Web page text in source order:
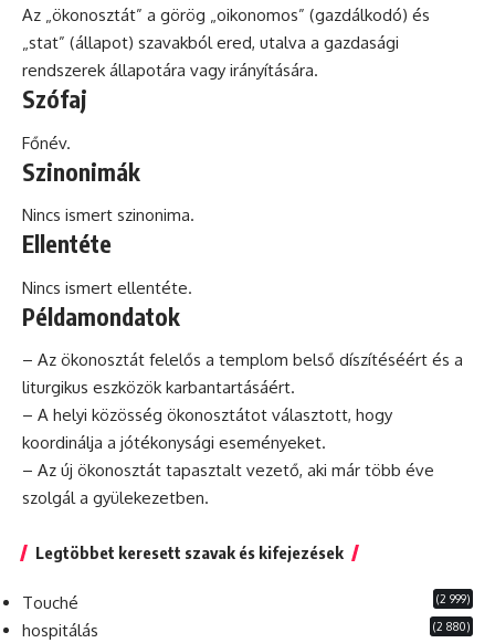
Az „ökonosztát” a görög „oikonomos” (gazdálkodó) és
„stat” (állapot) szavakból ered, utalva a gazdasági
rendszerek állapotára vagy irányítására.
Szófaj
Főnév.
Szinonimák
Nincs ismert szinonima.
Ellentéte
Nincs ismert ellentéte.
Példamondatok
– Az ökonosztát felelős a templom belső díszítéséért és a
liturgikus eszközök karbantartásáért.
– A helyi közösség ökonosztátot választott, hogy
koordinálja a jótékonysági eseményeket.
– Az új ökonosztát tapasztalt vezető, aki már több éve
szolgál a gyülekezetben.
Legtöbbet keresett szavak és kifejezések
Touché (2 999)
hospitálás (2 880)